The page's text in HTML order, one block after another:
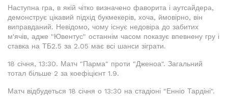
Наступна гра, в якій чітко визначено фаворита і аутсайдера,
демонструє цікавий підхід букмекерів, хоча, ймовірно, він
виправданий. Невідомо, чому існує недовіра до забитих
м'ячів, адже "Ювентус" останнім часом показує впевнену гру і
ставка на ТБ2.5 за 2.05 має всі шанси зіграти.
18 січня, 13:30. Матч "Парма" проти "Дженоа". Загальний
тотал більше 2 за коефіцієнт 1.9.
Матч відбудеться 18 січня о 13:30 на стадіоні "Енніо Тардіні".